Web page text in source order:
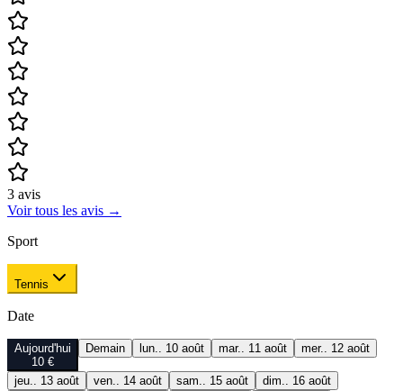
3 avis
Voir tous les avis →
Sport
Tennis
Date
Aujourd'hui
10 €
Demain lun.. 10 août mar.. 11 août mer.. 12 août
jeu.. 13 août ven.. 14 août sam.. 15 août
dim.. 16 août